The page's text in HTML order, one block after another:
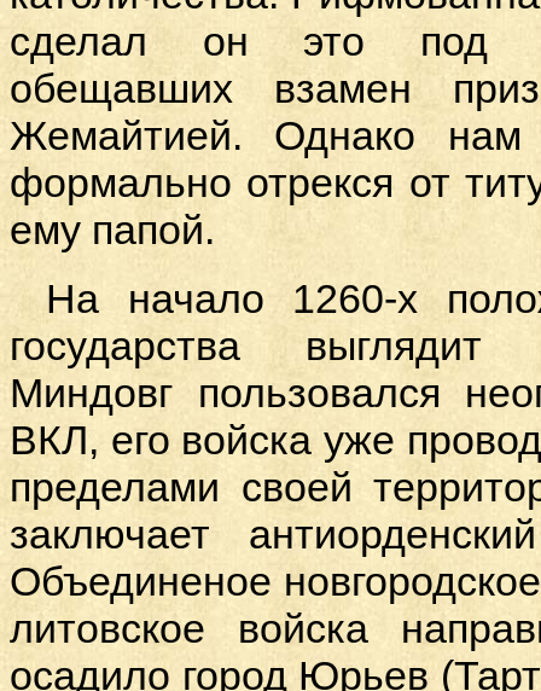
сделал он это под
обещавших взамен
Жемайтией. Однако нам
формально отрекся от
ему папой.
На начало 1260-х
государства
Миндовг пользовался
ВКЛ, его войска уже
пределами своей
заключает
Объединеное
литовское войска
осадило город Юрьев